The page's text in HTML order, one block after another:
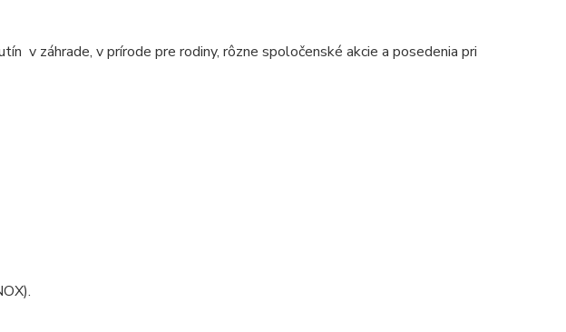
v záhrade, v prírode pre rodiny, rôzne spoločenské akcie a posedenia pri